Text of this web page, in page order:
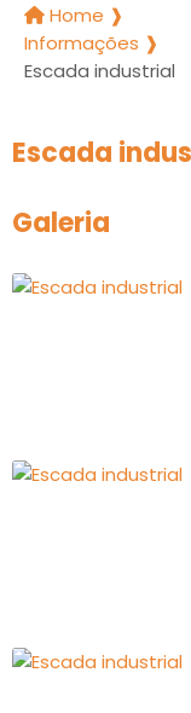
Home ❱
Informações ❱
Escada industrial
Escada
Galeria